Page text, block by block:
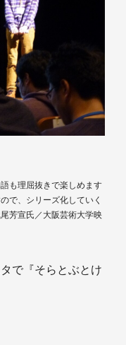
も理屈抜きで楽しめます
で、シリーズ化していく
芳宣氏／大阪芸術大学映
で『そらとぶとけ